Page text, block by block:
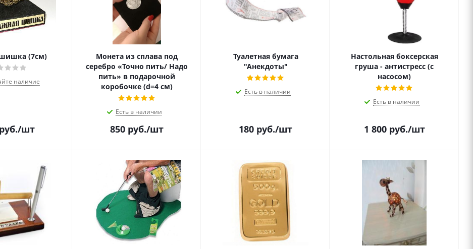
(7см)
наличие
руб./шт
Монета из сплава под
серебро «Точно пить/ Надо
пить» в подарочной
коробочке (d=4 см)
Есть в наличии
850 руб./шт
Туалетная бумага
"Анекдоты"
Есть в наличии
180 руб./шт
Настольная боксерская
груша - антистресс (с
насосом)
Есть в наличии
1 800руб./шт